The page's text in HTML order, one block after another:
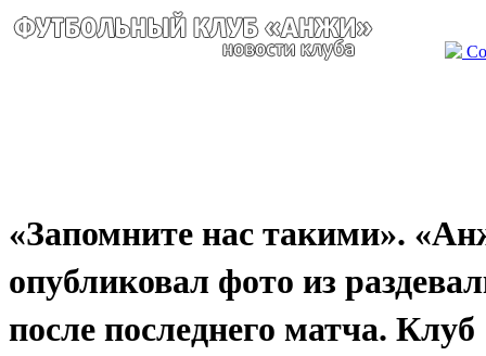
«Запомните нас такими».
опубликовал фото из
после последнего матча. Клуб